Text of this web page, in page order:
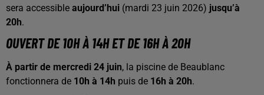
sera accessible aujourd’hui (mardi 23 juin 2026) jusqu’à
20h.
OUVERT DE 10H À 14H ET DE 16H À 20H
À partir de mercredi 24 juin, la piscine de Beaublanc
fonctionnera de 10h à 14h puis de 16h à 20h.